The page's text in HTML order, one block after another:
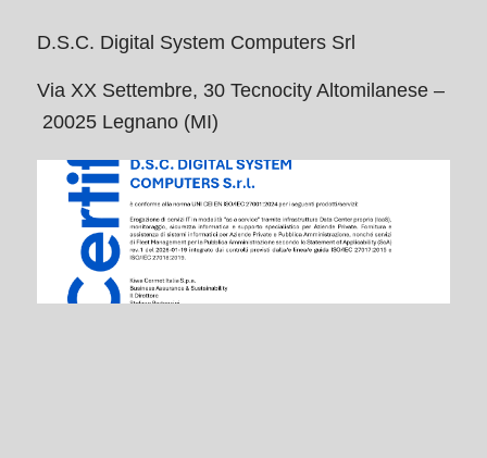
D.S.C. Digital System Computers Srl
Via XX Settembre, 30 Tecnocity Altomilanese –
20025 Legnano (MI)